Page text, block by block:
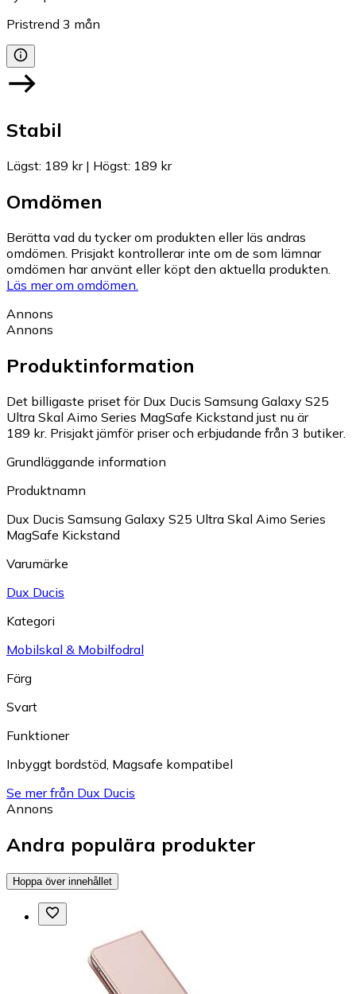
Pristrend 3 mån
Stabil
Lägst: 189 kr| Högst: 189 kr
Omdömen
Berätta vad du tycker om produkten eller läs andras
omdömen. Prisjakt kontrollerar inte om de som lämnar
omdömen har använt eller köpt den aktuella produkten.
Läs mer om omdömen.
Annons
Annons
Produktinformation
Det billigaste priset för Dux Ducis Samsung Galaxy S25
Ultra Skal Aimo Series MagSafe Kickstand just nu är
189 kr. Prisjakt jämför priser och erbjudande från 3 butiker.
Grundläggande information
Produktnamn
Dux Ducis Samsung Galaxy S25 Ultra Skal Aimo Series
MagSafe Kickstand
Varumärke
Dux Ducis
Kategori
Mobilskal & Mobilfodral
Färg
Svart
Funktioner
Inbyggt bordstöd Magsafe kompatibel
Se mer från Dux Ducis
Annons
Andra populära produkter
Hoppa över innehållet